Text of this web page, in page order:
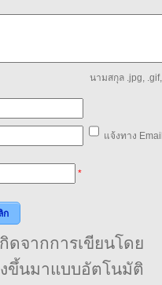
นามสกุล .jpg,
แจ้งทาง
*
ก
จากการเขียนโดย
มาแบบอัตโนมัติ